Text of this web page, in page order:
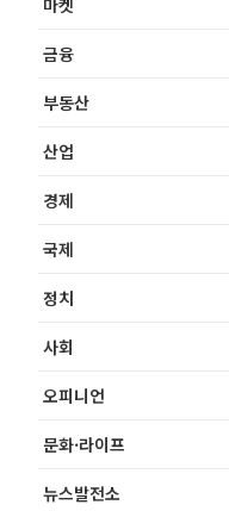
마켓
금융
부동산
산업
경제
국제
정치
사회
오피니언
문화·라이프
뉴스발전소